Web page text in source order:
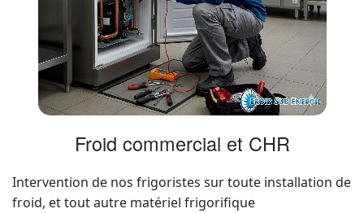
Froid commercial et CHR
Intervention de nos frigoristes sur toute installation de
froid, et tout autre matériel frigorifique